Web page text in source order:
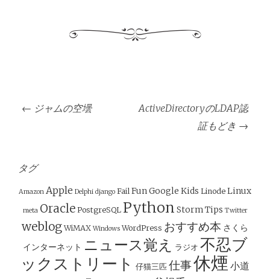
投
稿
ビ
ゲ
ー
シ
ョ
ン
← ジャムの空壜
ActiveDirectoryのLDAP認
証もどき →
タグ
Amazon Apple Delphi django Fail FunGoogle Kids Linode Linux
meta Oracle PostgreSQL Python StormTips Twitter
weblog WiMAX Windows WordPress おすすめ本 さくら
インターネット ニュース覚え ラジオ 不忍ブ
ックストリート
仔猫三匹 仕事休煙 小道